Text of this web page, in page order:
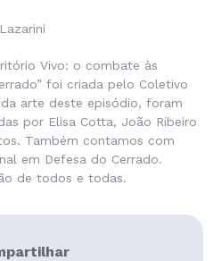
Vivo: o combate às
foi criada pelo Coletivo
arte deste episódio, foram
por Elisa Cotta, João Ribeiro
Também contamos com
em Defesa do Cerrado.
de todos e todas.